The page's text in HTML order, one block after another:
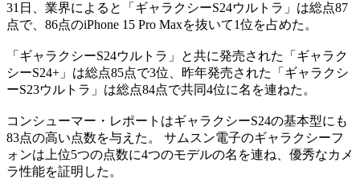
31日、業界によると「ギャラクシーS24ウルトラ」は総点87
点で、86点のiPhone 15 Pro Maxを抜いて1位を占めた。
「ギャラクシーS24ウルトラ」と共に発売された「ギャラク
シーS24+」は総点85点で3位、昨年発売された「ギャラクシ
ーS23ウルトラ」は総点84点で共同4位に名を連ねた。
コンシューマー・レポートはギャラクシーS24の基本型にも
83点の高い点数を与えた。 サムスン電子のギャラクシーフ
ォンは上位5つの点数に4つのモデルの名を連ね、優秀なカメ
ラ性能を証明した。